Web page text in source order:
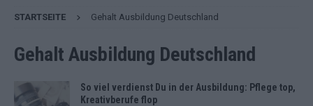
STARTSEITE Gehalt Ausbildung Deutschland
Gehalt Ausbildung Deutschland
So viel verdienst Du in der Ausbildung: Pflege top,
Kreativberufe flop